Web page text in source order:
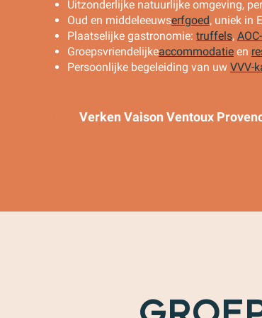
Uitzonderlijke natuurlijke omgeving,
Oud en middeleeuwserfgoed, uniek in
Plaatselijke gastronomie: truffels,
Groepsvriendelijkeaccommodatie en
Persoonlijke begeleiding van uw VVV-
Verken Vaison Ventoux